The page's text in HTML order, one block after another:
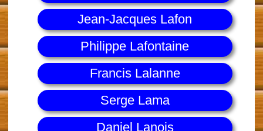
Jean-Jacques Lafon
Philippe Lafontaine
Francis Lalanne
Serge Lama
Daniel Lanois